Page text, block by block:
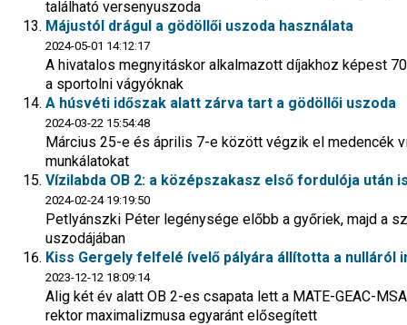
található versenyuszoda
Májustól drágul a gödöllői uszoda használata
2024-05-01 14:12:17
A hivatalos megnyitáskor alkalmazott díjakhoz képest
a sportolni vágyóknak
A húsvéti időszak alatt zárva tart a gödöllői uszoda
2024-03-22 15:54:48
Március 25-e és április 7-e között végzik el medencék
munkálatokat
Vízilabda OB 2: a középszakasz első fordulója
2024-02-24 19:19:50
Petlyánszki Péter legénysége előbb a győriek, majd a
uszodájában
Kiss Gergely felfelé ívelő pályára állította a nulláról
2023-12-12 18:09:14
Alig két év alatt OB 2-es csapata lett a MATE-GEAC-
rektor maximalizmusa egyaránt elősegített